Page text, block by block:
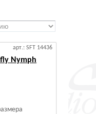
арт.: SFT 14436
Nymph